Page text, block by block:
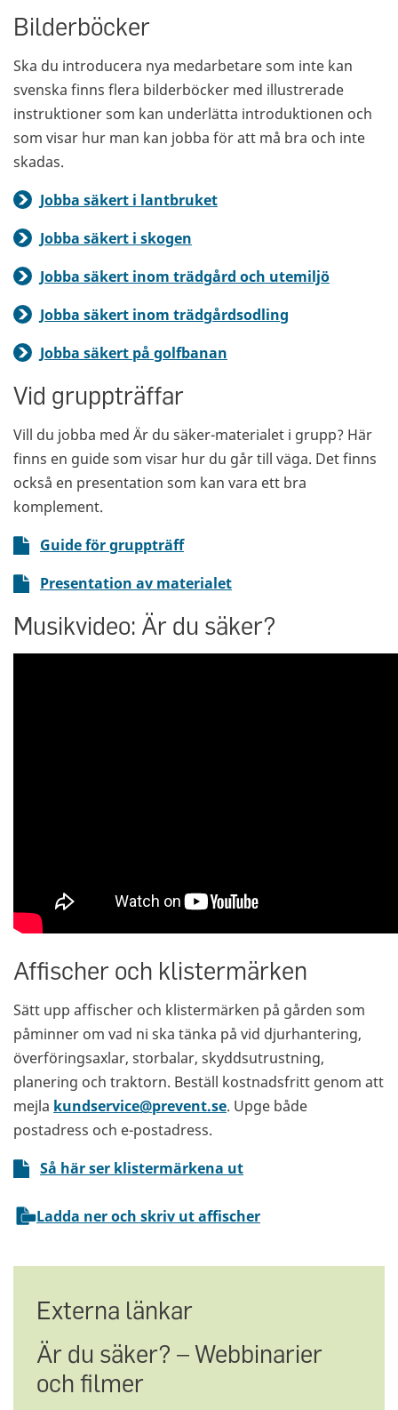
Bilderböcker
Ska du introducera nya medarbetare som inte kan
svenska finns flera bilderböcker med illustrerade
instruktioner som kan underlätta introduktionen och
som visar hur man kan jobba för att må bra och inte
skadas.
Jobba säkert i lantbruket
Jobba säkert i skogen
Jobba säkert inom trädgård och utemiljö
Jobba säkert inom trädgårdsodling
Jobba säkert på golfbanan
Vid gruppträffar
Vill du jobba med Är du säker-materialet i grupp? Här
finns en guide som visar hur du går till väga. Det finns
också en presentation som kan vara ett bra
komplement.
Guide för gruppträff
Presentation av materialet
Musikvideo: Är du säker?
Affischer och klistermärken
Sätt upp affischer och klistermärken på gården som
påminner om vad ni ska tänka på vid djurhantering,
överföringsaxlar, storbalar, skyddsutrustning,
planering och traktorn. Beställ kostnadsfritt genom att
mejla kundservice@prevent.se. Upge både
postadress och e-postadress.
Så här ser klistermärkena ut
Ladda ner och skriv ut affischer
Externa länkar
Är du säker? – Webbinarier
och filmer